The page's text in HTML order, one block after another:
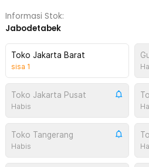
Informasi Stok:
Jabodetabek
Toko Jakarta Barat
sisa 1
Toko Jakarta Pusat
Habis
Toko Tangerang
Habis